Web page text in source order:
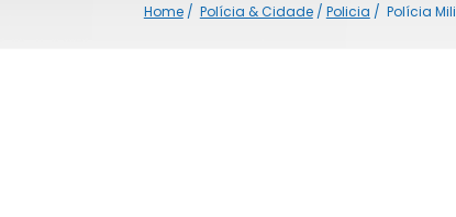
Home/ Polícia & Cidade/ Policia / Polícia